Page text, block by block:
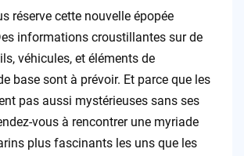
réserve cette nouvelle épopée
informations croustillantes sur de
véhicules, et éléments de
base sont à prévoir. Et parce que les
pas aussi mystérieuses sans ses
vous à rencontrer une myriade
plus fascinants les uns que les